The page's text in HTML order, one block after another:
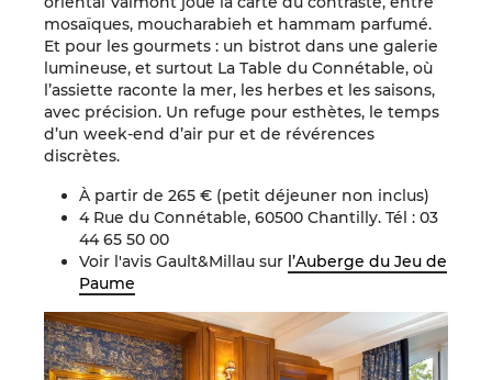
mosaïques, moucharabieh et hammam parfumé.
Et pour les gourmets : un bistrot dans une galerie
lumineuse, et surtout La Table du Connétable, où
l’assiette raconte la mer, les herbes et les saisons,
avec précision. Un refuge pour esthètes, le temps
d’un week-end d’air pur et de révérences
discrètes.
À partir de 265 € (petit déjeuner non inclus)
4 Rue du Connétable, 60500 Chantilly. Tél : 03
44 65 50 00
Voir l'avis Gault&Millau sur l’Auberge du Jeu de
Paume